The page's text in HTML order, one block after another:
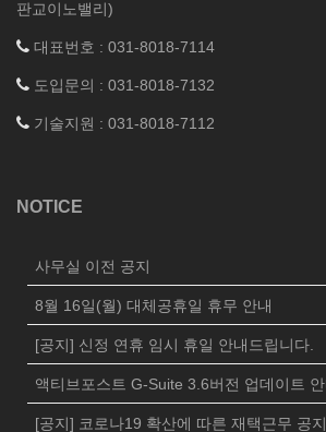
판교이노밸리)
대표번호 : 031-8018-7114
도입문의 : 031-8018-7132
기술지원 : 031-8018-7112
NOTICE
사무실 이전 공지
8월 16일(월) 대체공휴일 휴무 안내
[공지] 신정 연휴 임시 휴일 안내드립니다.
[공지] 코로나19 확산에 따른 재택근무 공지